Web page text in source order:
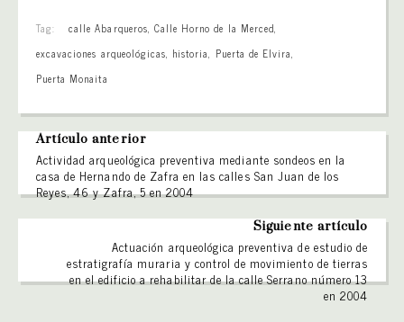
Tag: calle Abarqueros Calle Horno de la Merced
excavaciones arqueológicas historia Puerta de Elvira
Puerta Monaita
Artículo anterior
Actividad arqueológica preventiva mediante sondeos en la
casa de Hernando de Zafra en las calles San Juan de los
Reyes, 46 y Zafra, 5 en 2004
Siguiente artículo
Actuación arqueológica preventiva de estudio de
estratigrafía muraria y control de movimiento de tierras
en el edificio a rehabilitar de la calle Serrano número 13
en 2004